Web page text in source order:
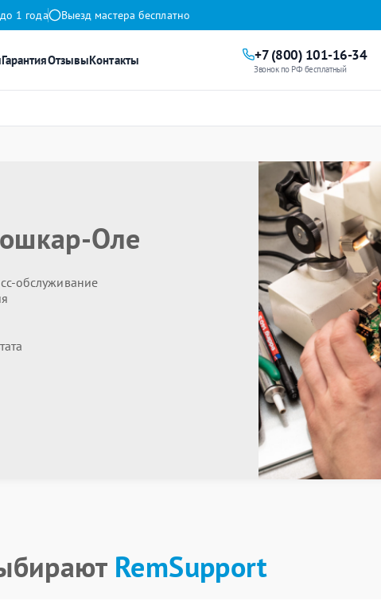
1 года Выезд мастера бесплатно
ГарантияОтзывыКонтакты +7 (800) 101-16-34
Звонок по РФ бесплатный
Оле
обслуживание
RemSupport